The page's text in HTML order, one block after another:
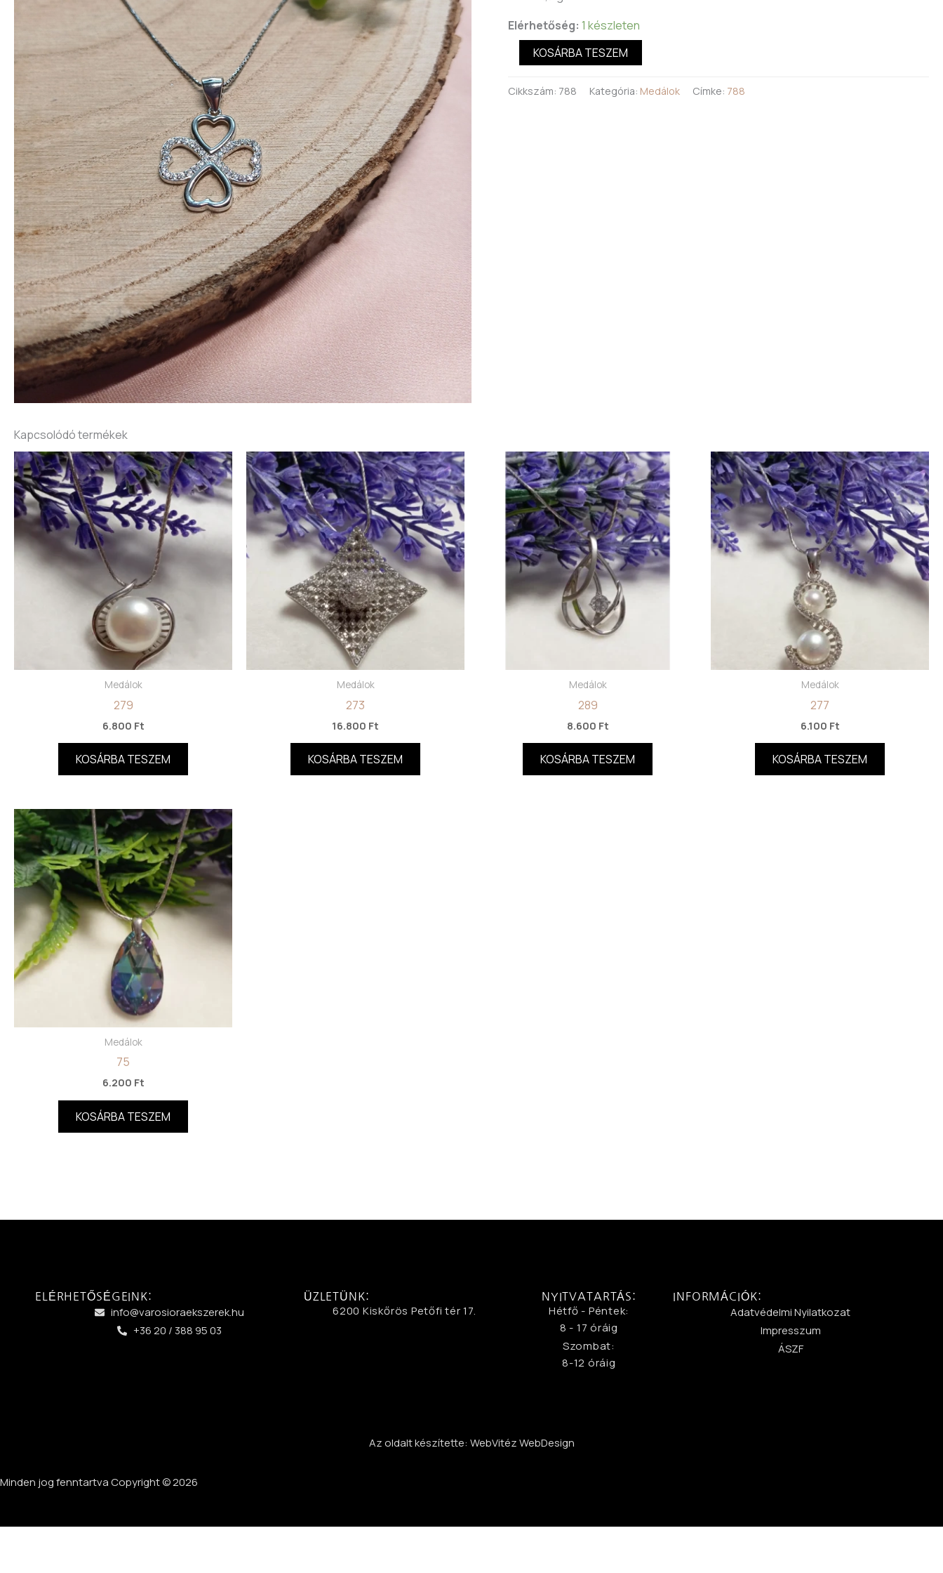
Elérhetőség: 1 készleten
KOSÁRBA TESZEM
Cikkszám: 788 Kategória: Medálok Címke: 788
Kapcsolódó termékek
Medálok
279
6.800 Ft
KOSÁRBA TESZEM
Medálok
273
16.800 Ft
KOSÁRBA TESZEM
Medálok
289
8.600 Ft
KOSÁRBA TESZEM
Medálok
277
6.100 Ft
KOSÁRBA TESZEM
Medálok
75
6.200 Ft
KOSÁRBA TESZEM
ELÉRHETŐSÉGEINK:
info@varosioraekszerek.hu
+36 20 / 388 95 03
ÜZLETÜNK:
6200 Kiskőrös Petőfi tér 17.
NYITVATARTÁS:
Hétfő - Péntek:
8 - 17 óráig
Szombat:
8-12 óráig
INFORMÁCIÓK:
Adatvédelmi Nyilatkozat
Impresszum
ÁSZF
Az oldalt készítette: WebVitéz WebDesign
Minden jog fenntartva Copyright © 2026